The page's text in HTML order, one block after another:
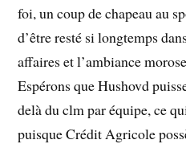
foi, un coup de chapeau au
d’être resté si longtemps
affaires et l’ambiance
Espérons que Hushovd
delà du clm par équipe, ce
puisque Crédit Agricole